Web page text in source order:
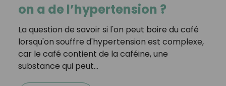
on a de l’hypertension ?
La question de savoir si l'on peut boire du café
lorsqu'on souffre d'hypertension est complexe,
car le café contient de la caféine, une
substance qui peut…